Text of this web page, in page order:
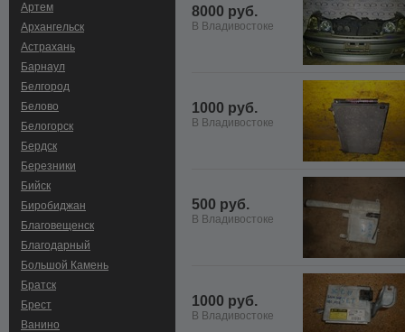
Артем
Архангельск
Астрахань
Барнаул
Белгород
Белово
Белогорск
Бердск
Березники
Бийск
Биробиджан
Благовещенск
Благодарный
Большой Камень
Братск
Брест
Ванино
8000 руб.
В Владивостоке
1000 руб.
В Владивостоке
500 руб.
В Владивостоке
1000 руб.
В Владивостоке